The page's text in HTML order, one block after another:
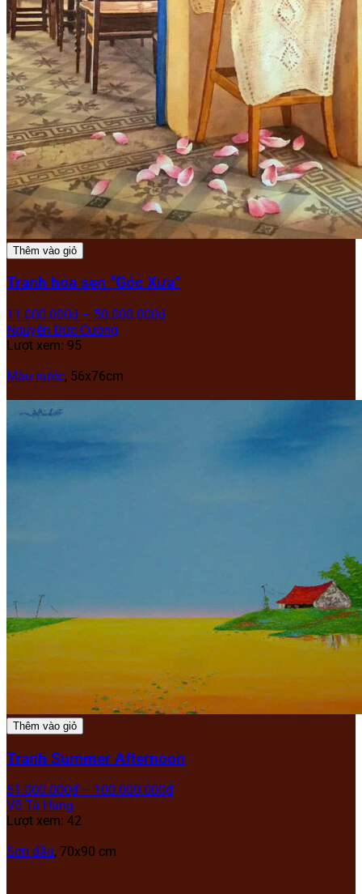
Thêm vào giỏ
Tranh hoa sen “Góc Xưa”
11.000.000₫ – 50.000.000₫
Nguyễn Đức Cường
Lượt xem: 95
Màu nước, 56x76cm
Thêm vào giỏ
Tranh Summer Afternoon
51.000.000₫ – 100.000.000₫
Võ Tá Hùng
Lượt xem: 42
Sơn dầu, 70x90 cm